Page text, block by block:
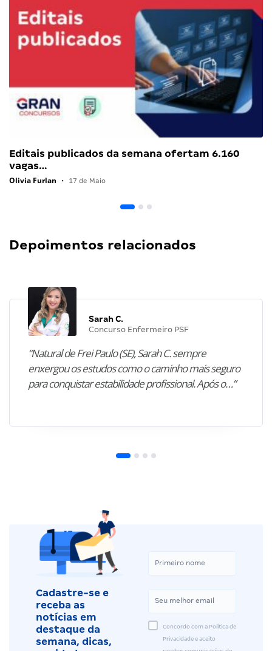
Editais publicados da semana ofertam 6.160
vagas…
Olivia Furlan • 17 de Maio
Depoimentos relacionados
Sarah C.
Concurso Enfermeiro PSF
“Natural de Frei Paulo (SE), Sarah C. sempre
enxergou os estudos como o caminho mais seguro
para conquistar estabilidade profissional. Após o…”
Cadastre-se e
receba as
notícias em
destaque da
semana, dicas,
Concordo com a Política de
Privacidade e aceito